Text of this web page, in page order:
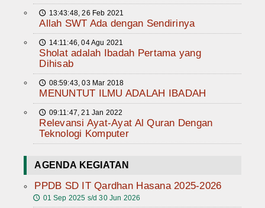
🕔 13:43:48, 26 Feb 2021
Allah SWT Ada dengan Sendirinya
🕔 14:11:46, 04 Agu 2021
Sholat adalah Ibadah Pertama yang
Dihisab
🕔 08:59:43, 03 Mar 2018
MENUNTUT ILMU ADALAH IBADAH
🕔 09:11:47, 21 Jan 2022
Relevansi Ayat-Ayat Al Quran Dengan
Teknologi Komputer
AGENDA KEGIATAN
PPDB SD IT Qardhan Hasana 2025-2026
🕔 01 Sep 2025 s/d 30 Jun 2026